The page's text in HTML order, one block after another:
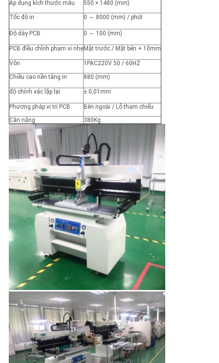
Áp dụng kích thước mẫu 550 × 1480 (mm)
Tốc độ in 0 ～ 8000 (mm) / phút
Độ dày PCB 0 ～ 100 (mm)
PCB điều chỉnh phạm vi nhẹ Mặt trước / Mặt bên + 10mm
Vôn
1PAC220V 50 / 60HZ
Chiều cao nền tảng in
880 (mm)
độ chính xác lặp lại ± 0,01mm
Phương pháp vị trí PCB
Bên ngoài / Lỗ tham chiếu
Cân nặng
380Kg